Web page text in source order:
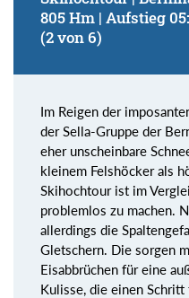
805 Hm | Aufstieg
(2 von 6)
Im Reigen der
der Sella-Gruppe der
eher unscheinbare
kleinem Felshöcker als
Skihochtour ist im
problemlos zu machen.
allerdings die
Gletschern. Die sorgen
Eisabbrüchen für eine
Kulisse, die einen